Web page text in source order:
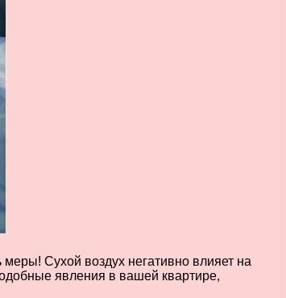
Сухой воздух негативно влияет на
явления в вашей квартире,